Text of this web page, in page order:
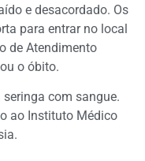
e desacordado. Os
para entrar no local
de Atendimento
o óbito.
com sangue.
ao Instituto Médico